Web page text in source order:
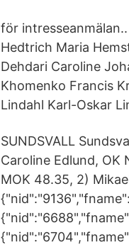
för
Hedtrich Maria
Dehdari Caroline
Khomenko Francis
Lindahl Karl-Oskar
SUNDSVALL
Caroline Edlund, OK
MOK 48.35, 2)